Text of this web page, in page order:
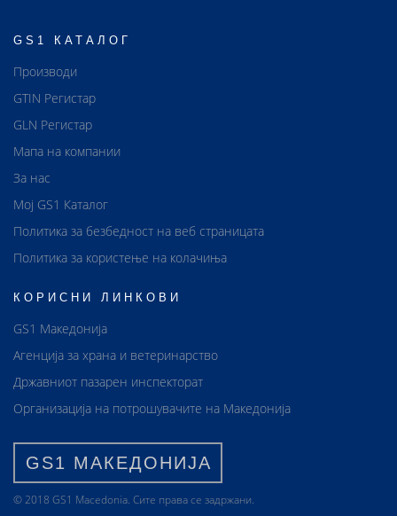
GS1 КАТАЛОГ
Производи
GTIN Регистар
GLN Регистар
Мапа на компании
За нас
Мој GS1 Каталог
Политика за безбедност на веб страницата
Политика за користење на колачиња
КОРИСНИ ЛИНКОВИ
GS1 Македонија
Агенција за храна и ветеринарство
Државниот пазарен инспекторат
Организација на потрошувачите на Македонија
GS1 МАКЕДОНИЈА
© 2018 GS1 Маcedonia. Сите права се задржани.